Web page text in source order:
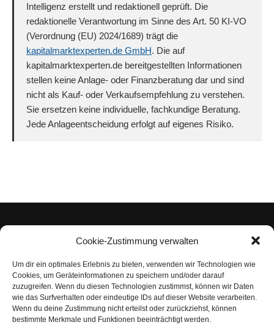
Cookie-Zustimmung verwalten
Um dir ein optimales Erlebnis zu bieten, verwenden wir Technologien wie
Cookies, um Geräteinformationen zu speichern und/oder darauf
zuzugreifen. Wenn du diesen Technologien zustimmst, können wir Daten
wie das Surfverhalten oder eindeutige IDs auf dieser Website verarbeiten.
Wenn du deine Zustimmung nicht erteilst oder zurückziehst, können
bestimmte Merkmale und Funktionen beeinträchtigt werden.
Intelligenz erstellt und redaktionell geprüft. Die
redaktionelle Verantwortung im Sinne des Art. 50 KI-VO
(Verordnung (EU) 2024/1689) trägt die
kapitalmarktexperten.de GmbH. Die auf
kapitalmarktexperten.de bereitgestellten Informationen
stellen keine Anlage- oder Finanzberatung dar und sind
nicht als Kauf- oder Verkaufsempfehlung zu verstehen.
Sie ersetzen keine individuelle, fachkundige Beratung.
Jede Anlageentscheidung erfolgt auf eigenes Risiko.
Impressum
Datenschutzerklärung
Nutzungsbedingungen | Haftungsausschluss